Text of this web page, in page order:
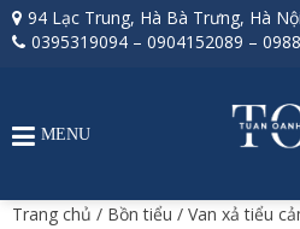
94 Lạc Trung, Hà Bà Trưng, Hà Nội
0395319094 – 0904152089 –
MENU
Trang chủ / Bồn tiểu / Van xả tiểu